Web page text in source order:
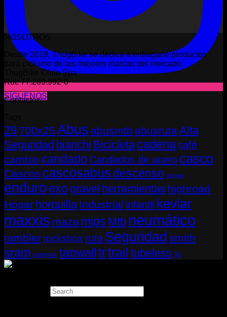
SÍGUENOS
NOSOTROS
Desde 2019, ThugBike se dedica a entregarte productos
para ciclismo de las mejores marcas del mercado.
ThugBike Chile Spa
Rut: 77.289.992-0
Contactos:
29 700x25 Abus abusmtb abusrutaAlta
Seguridad bianchi Bicicleta cadenacafé
cambio candado Candados de acero casco
Cascos cascosabus descenso durolux
enduro exo gravel herramientas highroad
Hogar horquilla Industrial infantil kevlar
maxxis maza mips Mtb neumático
rambler rockshox ruta Seguridad smith
sram suntour tanwalltrtrail tubeless Xc